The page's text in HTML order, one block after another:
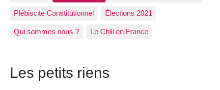
Plébiscite Constitutionnel Élections 2021
Qui sommes nous ? Le Chili en France
Les petits riens